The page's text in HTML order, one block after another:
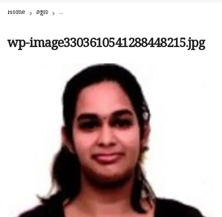
Home ಶಿಕ್ಷಣ ದ್ವಿತೀಯ ಪಿಯು ಫಲಿತಾಂಶ: ಪುತ್ತೂರು ಅಂಬಿಕಾ ವಿದ್ಯಾಲಯಕ್ಕೆ ರಾಜ್ಯದಲ್ಲಿ 6ನೇ
wp-image3303610541288448215.jpg